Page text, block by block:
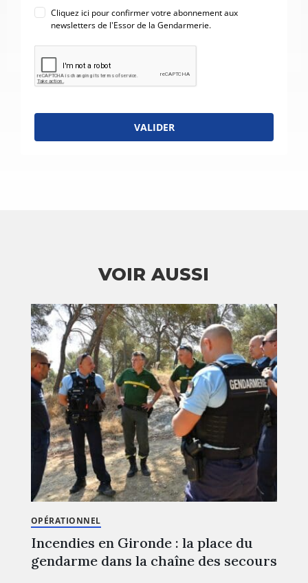
Cliquez ici pour confirmer votre abonnement aux
newsletters de l'Essor de la Gendarmerie.
VALIDER
VOIR AUSSI
OPÉRATIONNEL
Incendies en Gironde : la place du
gendarme dans la chaîne des secours